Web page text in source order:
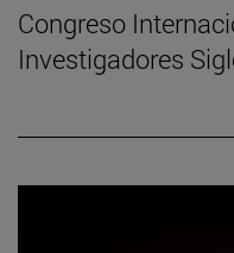
Congreso
Investigadores